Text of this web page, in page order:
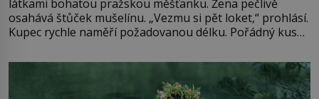
látkami bohatou pražskou měšťanku. Žena pečlivě
osahává štůček mušelínu. „Vezmu si pět loket,“ prohlásí.
Kupec rychle naměří požadovanou délku. Pořádný kus
milostpaní. Stačí jenom na sukni,“ zhodnotí švadlena
množství růžového mušelínu. „Ošidili vás, podívejte.“